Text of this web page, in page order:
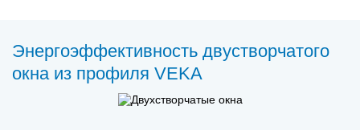
Энергоэффективность двустворчатого
окна из профиля VEKA